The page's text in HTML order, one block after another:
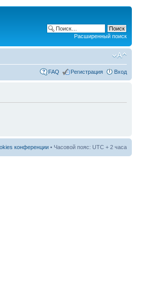
Расширенный поиск
FAQ Регистрация Вход
конференции • Часовой пояс: UTC + 2 часа